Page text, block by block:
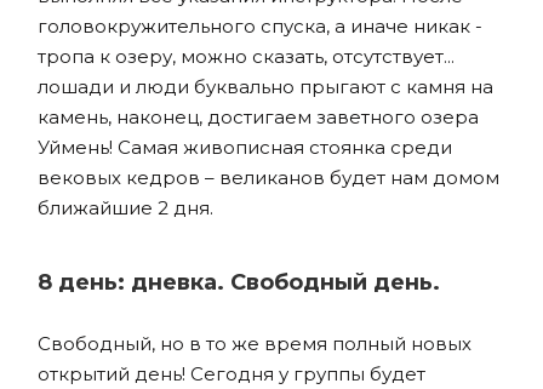
головокружительного спуска, а иначе никак -
тропа к озеру, можно сказать, отсутствует...
лошади и люди буквально прыгают с камня на
камень, наконец, достигаем заветного озера
Уймень! Самая живописная стоянка среди
вековых кедров – великанов будет нам домом
ближайшие 2 дня.
8 день: дневка. Свободный день.
Свободный, но в то же время полный новых
открытий день! Сегодня у группы будет